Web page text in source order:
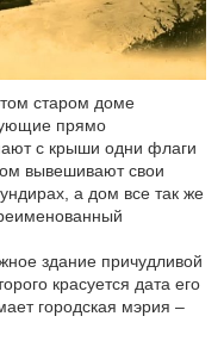
старом доме
прямо
с крыши одни флаги
вывешивают свои
а дом все так же
здание причудливой
красуется дата его
городская мэрия –